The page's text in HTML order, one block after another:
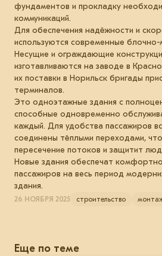
фундаментов и прокладку
коммуникаций.
Для обеспечения надёжности и
используются современные
Несущие и ограждающие
изготавливаются на заводе в
их поставки в Норильск бригады
терминалов.
Это одноэтажные здания с
способные одновременно
каждый. Для удобства пассажиров
соединены тёплыми переходами,
пересечение потоков и защитит
Новые здания обеспечат
пассажиров на весь период
здания.
26 НОЯБРЯ 2025 строительство
Еще по теме